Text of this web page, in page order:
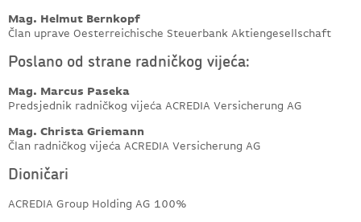
Mag. Helmut Bernkopf
Član uprave Oesterreichische Steuerbank Aktiengesellschaft
Poslano od strane radničkog vijeća:
Mag. Marcus Paseka
Predsjednik radničkog vijeća ACREDIA Versicherung AG
Mag. Christa Griemann
Član radničkog vijeća ACREDIA Versicherung AG
Dioničari
ACREDIA Group Holding AG 100%